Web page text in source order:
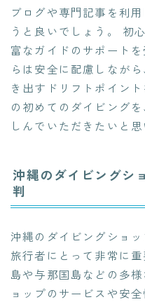
ブログや専門記事を利
うと良いでしょう。 初
富なガイドのサポート
らは安全に配慮しなが
き出すドリフトポイン
の初めてのダイビング
しんでいただきたいと思
沖縄のダイビングシ
判
沖縄のダイビングショ
旅行者にとって非常に
島や与那国島などの多
ョップのサービスや安